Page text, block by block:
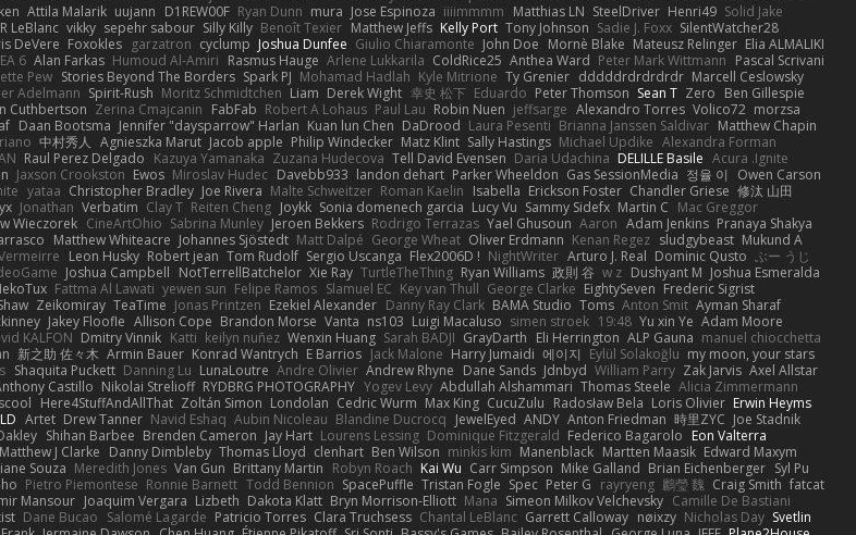
Attila Malarik uujann D1REW00F Ryan Dunn mura Jose Espinoza iiiimmmm Matthias LN SteelDriver Henri49 Solid Jake
LeBlanc vikky sepehr sabour Silly Killy Benoît Texier Matthew Jeffs Kelly Port Tony Johnson Sadie J. Foxx SilentWatcher28
DeVere Foxokles garzatron cyclump Joshua Dunfee Giulio Chiaramonte John Doe Mornè Blake Mateusz Relinger Elia ALMALIKI
6 Alan Farkas Humoud Al-Amiri Rasmus Hauge Arlene Lukkarila ColdRice25 Anthea Ward Peter Mark Wittmann Pascal Scrivani
Pew Stories Beyond The Borders Spark PJ Mohamad Hadlah Kyle Mitrione Ty Grenier dddddrdrdrdrdr Marcell Ceslowsky
Adelmann Spirit-Rush Moritz Schmidtchen Liam Derek Wight 幸史 松下 Eduardo Peter Thomson Sean T Zero Ben Gillespie
Cuthbertson Zerina Cmajcanin FabFab Robert A Lohaus Paul Lau Robin Nuen jeffsarge Alexandro Torres Volico72 morzsa
Daan Bootsma Jennifer "daysparrow" Harlan Kuan lun Chen DaDrood Laura Pesenti Brianna Janssen Saldivar Matthew Chapin
中村秀人 Agnieszka Marut Jacob apple Philip Windecker Matz Klint Sally Hastings Michael Updike Alexandra Forman
Raul Perez Delgado Kazuya Yamanaka Zuzana Hudecova Tell David Evensen Daria Udachina DELILLE Basile Acura .Ignite
Jaxson Crookston Ewos Miroslav Hudec Davebb933 landon dehart Parker Wheeldon Gas SessionMedia 정율 이
Owen Carson
yataa Christopher Bradley Joe Rivera Malte Schweitzer Roman Kaelin Isabella Erickson Foster Chandler Griese 修汰 山田
Jonathan Verbatim Clay T Reiten Cheng Joykk Sonia domenech garcia Lucy Vu Sammy Sidefx Martin C Mac Greggor
Wieczorek CineArtOhio Sabrina Munley Jeroen Bekkers Rodrigo Terrazas Yael Ghusoun Aaron Adam Jenkins Pranaya Shakya
Matthew Whiteacre Johannes Sjöstedt Matt Dalpé George Wheat Oliver Erdmann Kenan Regez sludgybeast Mukund A
Leon Husky Robert jean Tom Rudolf Sergio Uscanga Flex2006D ! NightWriter Arturo J. Real Dominic Qusto ぶー うじ
Joshua Campbell NotTerrellBatchelor Xie Ray TurtleTheThing Ryan Williams 政則 谷 w z Dushyant M Joshua Esmeralda
Fattma Al Lawati yewen sun Felipe Ramos Slamuel EC Key van Thull George Clarke EightySeven Frederic Sigrist
Zeikomiray TeaTime Jonas Printzen Ezekiel Alexander Danny Ray Clark BAMA Studio Toms Anton Smit Ayman Sharaf
Jakey Floofle Allison Cope Brandon Morse Vanta ns103 Luigi Macaluso simen stroek 19:48 Yu xin Ye Adam Moore
KALFON Dmitry Vinnik Katti keilyn nuñez Wenxin Huang Sarah BADJI GrayDarth Eli Herrington ALP Gauna manuel chiocchetta
新之助 佐々木 Armin Bauer Konrad Wantrych E Barrios Jack Malone Harry Jumaidi 에이지 Eylül Solakoğlu my moon, your stars
Shaquita Puckett Danning Lu LunaLoutre Andre Olivier Andrew Rhyne Dane Sands Jdnbyd William Parry Zak Jarvis Axel Allstar
Castillo Nikolai Strelioff RYDBRG PHOTOGRAPHY Yogev Levy Abdullah Alshammari Thomas Steele Alicia Zimmermann
Here4StuffAndAllThat Zoltán Simon Londolan Cedric Wurm Max King CucuZulu Radosław Bela Loris Olivier Erwin Heyms
Artet Drew Tanner Navid Eshaq Aubin Nicoleau Blandine Ducrocq JewelEyed ANDY Anton Friedman 時里ZYC Joe Stadnik
Shihan Barbee Brenden Cameron Jay Hart Lourens Lessing Dominique Fitzgerald Federico Bagarolo Eon Valterra
Matthew J Clarke Danny Dimbleby Thomas Lloyd clenhart Ben Wilson minkis kim Manenblack Martten Maasik Edward Maxym
Souza Meredith Jones Van Gun Brittany Martin Robyn Roach Kai Wu Carr Simpson Mike Galland Brian Eichenberger Syl Pu
Pietro Piemontese Ronnie Barnett Todd Bennion SpacePuffle Tristan Fogle Spec Peter G rayryeng 鸝瑩 魏 Craig Smith fatcat
Mansour Joaquim Vergara Lizbeth Dakota Klatt Bryn Morrison-Elliott Mana Simeon Milkov Velchevsky Camille De Bastiani
Dane Bucao Salomé Lagarde Patricio Torres Clara Truchsess Chantal LeBlanc Garrett Calloway nøixzy Nicholas Day Svetlin